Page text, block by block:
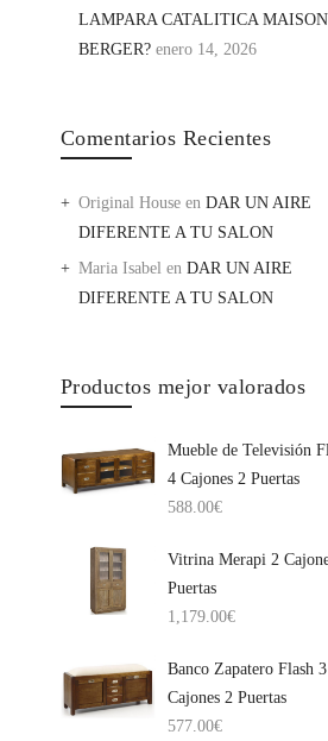
LAMPARA CATALITICA MAISON
BERGER? enero 14, 2026
Comentarios Recientes
Original Houseen DAR UN AIRE
DIFERENTE A TU SALON
Maria Isabelen DAR UN AIRE
DIFERENTE A TU SALON
Productos mejor valorados
Mueble de Televisión
4 Cajones 2 Puertas
588.00€
Vitrina Merapi 2
Puertas
1,179.00€
Banco Zapatero Flash 3
Cajones 2 Puertas
577.00€